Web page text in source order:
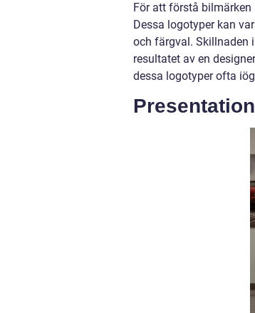
För att förstå
Dessa logotyper kan
och färgval. Skillnaden
resultatet av en
dessa logotyper ofta